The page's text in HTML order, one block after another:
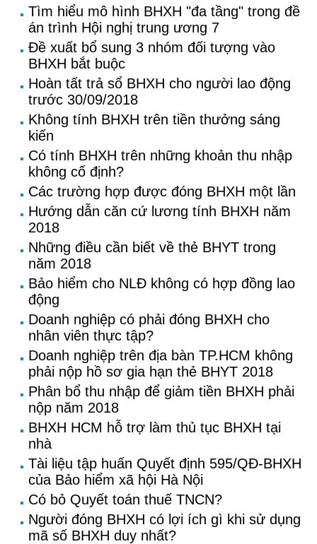
Tìm hiểu mô hình BHXH "đa tầng" trong đề
án trình Hội nghị trung ương 7
Đề xuất bổ sung 3 nhóm đối tượng vào
BHXH bắt buộc
Hoàn tất trả sổ BHXH cho người lao động
trước 30/09/2018
Không tính BHXH trên tiền thưởng sáng
kiến
Có tính BHXH trên những khoản thu nhập
không cố định?
Các trường hợp được đóng BHXH một lần
Hướng dẫn căn cứ lương tính BHXH năm
2018
Những điều cần biết về thẻ BHYT trong
năm 2018
Bảo hiểm cho NLĐ không có hợp đồng lao
động
Doanh nghiệp có phải đóng BHXH cho
nhân viên thực tập?
Doanh nghiệp trên địa bàn TP.HCM không
phải nộp hồ sơ gia hạn thẻ BHYT 2018
Phân bổ thu nhập để giảm tiền BHXH phải
nộp năm 2018
BHXH HCM hỗ trợ làm thủ tục BHXH tại
nhà
Tài liệu tập huấn Quyết định 595/QĐ-BHXH
của Bảo hiểm xã hội Hà Nội
Có bỏ Quyết toán thuế TNCN?
Người đóng BHXH có lợi ích gì khi sử dụng
mã số BHXH duy nhất?